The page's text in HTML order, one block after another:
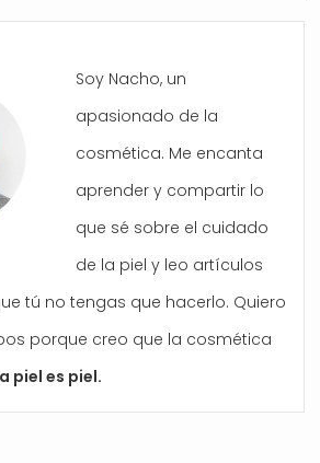
Soy Nacho, un
apasionado de la
cosmética. Me encanta
aprender y compartir lo
que sé sobre el cuidado
de la piel y leo artículos
tú no tengas que hacerlo. Quiero
porque creo que la cosmética
piel es piel.